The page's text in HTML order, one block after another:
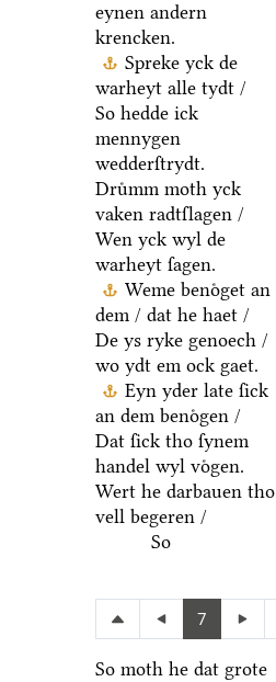
eynen andern
krencken.
Spreke yck de
warheyt alle tydt /
So hedde ick
mennygen
wedderſtrydt.
Druͤmm moth yck
vaken radtſlagen /
Wen yck wyl de
warheyt ſagen.
Weme benoͤget an
dem / dat he haet /
De ys ryke genoech /
wo ydt em ock gaet.
Eyn yder late ſick
an dem benoͤgen /
Dat ſick tho ſynem
handel wyl voͤgen.
Wert he darbauen tho
vell begeren /
So
7
So moth he dat grote